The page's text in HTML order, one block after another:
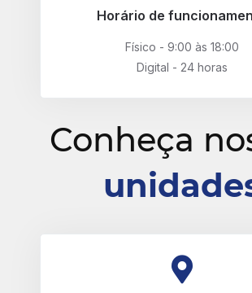
Horário de
Físico - 9:00 às 18:00
Digital - 24 horas
Conheça